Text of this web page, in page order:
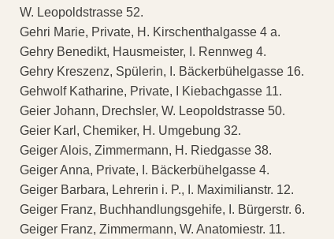
W. Leopoldstrasse 52.
Gehri Marie, Private, H. Kirschenthalgasse 4 a.
Gehry Benedikt, Hausmeister, I. Rennweg 4.
Gehry Kreszenz, Spülerin, I. Bäckerbühelgasse 16.
Gehwolf Katharine, Private, I Kiebachgasse 11.
Geier Johann, Drechsler, W. Leopoldstrasse 50.
Geier Karl, Chemiker, H. Umgebung 32.
Geiger Alois, Zimmermann, H. Riedgasse 38.
Geiger Anna, Private, I. Bäckerbühelgasse 4.
Geiger Barbara, Lehrerin i. P., I. Maximilianstr. 12.
Geiger Franz, Buchhandlungsgehife, I. Bürgerstr. 6.
Geiger Franz, Zimmermann, W. Anatomiestr. 11.